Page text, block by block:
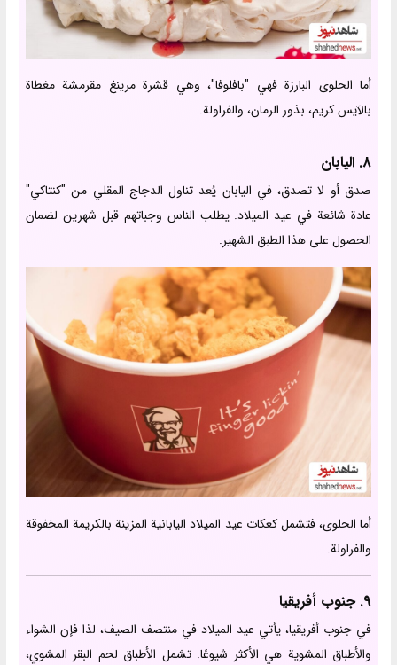
أما الحلوى البارزة فهي "بافلوفا"، وهي قشرة مرينغ مقرمشة مغطاة
بالآيس كريم، بذور الرمان، والفراولة.
8. اليابان
صدق أو لا تصدق، في اليابان يُعد تناول الدجاج المقلي من "كنتاكي"
عادة شائعة في عيد الميلاد. يطلب الناس وجباتهم قبل شهرين لضمان
الحصول على هذا الطبق الشهير.
أما الحلوى، فتشمل كعكات عيد الميلاد اليابانية المزينة بالكريمة المخفوقة
والفراولة.
9. جنوب أفريقيا
في جنوب أفريقيا، يأتي عيد الميلاد في منتصف الصيف، لذا فإن الشواء
والأطباق المشوية هي الأكثر شيوعًا. تشمل الأطباق لحم البقر المشوي،